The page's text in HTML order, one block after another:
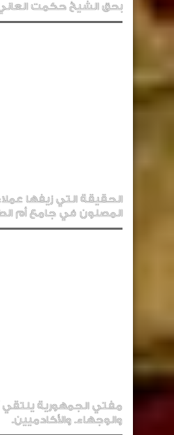
بحق الشيخ حكمت
الحقيقة التي زيفها
المصلون في جامع أم
مفتي الجمهورية يلتقي
والوجهاء. والأكادميين.